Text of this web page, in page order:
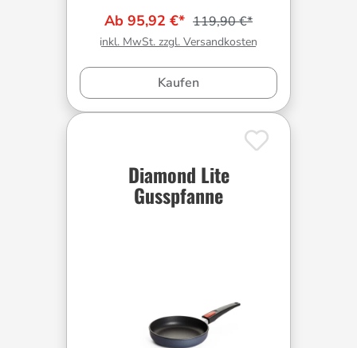
Ab 95,92 €* 119,90 €*
inkl. MwSt. zzgl. Versandkosten
Kaufen
Diamond Lite
Gusspfanne